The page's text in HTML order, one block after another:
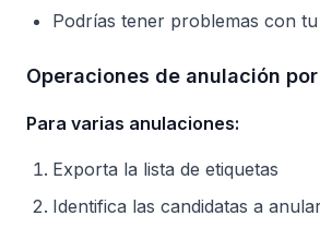
Podrías tener problemas con
Operaciones de anulación
Para varias anulaciones:
Exporta la lista de etiquetas
Identifica las candidatas a